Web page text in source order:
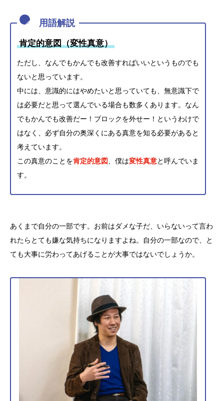
肯定的意図（変性真意）
ただし、なんでもかんでも改善すればいいというものでも
ないと思っています。
中には、意識的にはやめたいと思っていても、無意識下で
は必要だと思って選んでいる場合も数多くあります。なん
でもかんでも改善だー！ブロックを外せー！というわけで
はなく、必ず自分の奥深くにある真意を知る必要があると
考えています。
この真意のことを肯定的意図、僕は変性真意と呼んでいま
す。
あくまで自分の一部です。お前はダメな子だ、いらないって言わ
れたらとても嫌な気持ちになりますよね。自分の一部なので、と
ても大事に労わってあげることが大事ではないでしょうか。